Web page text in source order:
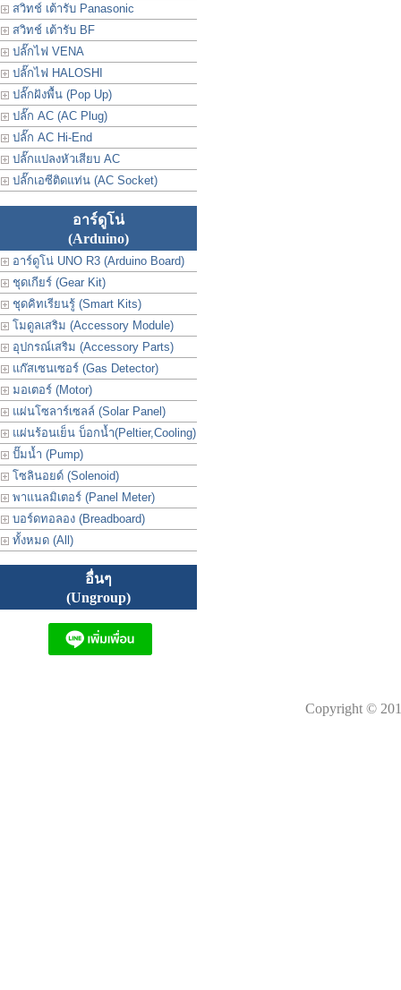
สวิทช์ เต้ารับ Panasonic
สวิทช์ เต้ารับ BF
ปลั๊กไฟ VENA
ปลั๊กไฟ HALOSHI
ปลั๊กฝังพื้น (Pop Up)
ปลั๊ก AC (AC Plug)
ปลั๊ก AC Hi-End
ปลั๊กแปลงหัวเสียบ AC
ปลั๊กเอซีติดแท่น (AC Socket)
อาร์ดูโน่
(Arduino)
อาร์ดูโน่ UNO R3 (Arduino Board)
ชุดเกียร์ (Gear Kit)
ชุดคิทเรียนรู้ (Smart Kits)
โมดูลเสริม (Accessory Module)
อุปกรณ์เสริม (Accessory Parts)
แก๊สเซนเซอร์ (Gas Detector)
มอเตอร์ (Motor)
แผ่นโซลาร์เซลล์ (Solar Panel)
แผ่นร้อนเย็น บ็อกน้ำ(Peltier,Cooling)
ปั๊มน้ำ (Pump)
โซลินอยด์ (Solenoid)
พาแนลมิเตอร์ (Panel Meter)
บอร์ดทอลอง (Breadboard)
ทั้งหมด (All)
อื่นๆ
(Ungroup)
Copyright ©